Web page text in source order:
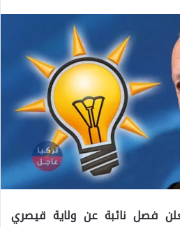
فصل نائبة عن ولاية قيصري